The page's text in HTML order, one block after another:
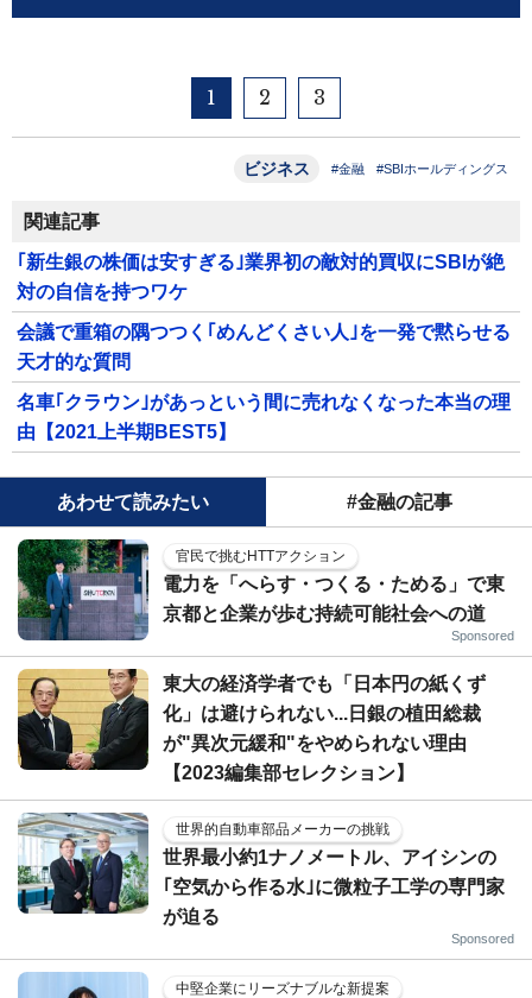
1 2 3
ビジネス #金融 #SBIホールディングス
関連記事
｢新生銀の株価は安すぎる｣業界初の敵対的買収にSBIが絶
対の自信を持つワケ
会議で重箱の隅つつく｢めんどくさい人｣を一発で黙らせる
天才的な質問
名車｢クラウン｣があっという間に売れなくなった本当の理
由【2021上半期BEST5】
あわせて読みたい #金融の記事
官民で挑むHTTアクション
電力を「へらす・つくる・ためる」で東
京都と企業が歩む持続可能社会への道
Sponsored
東大の経済学者でも「日本円の紙くず
化」は避けられない...日銀の植田総裁
が"異次元緩和"をやめられない理由
【2023編集部セレクション】
世界的自動車部品メーカーの挑戦
世界最小約1ナノメートル、アイシンの
｢空気から作る水｣に微粒子工学の専門家
が迫る
Sponsored
中堅企業にリーズナブルな新提案